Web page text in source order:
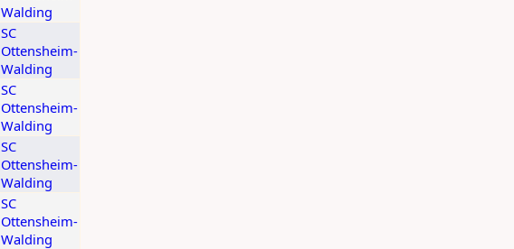
Walding
SC
Ottensheim-
Walding
SC
Ottensheim-
Walding
SC
Ottensheim-
Walding
SC
Ottensheim-
Walding